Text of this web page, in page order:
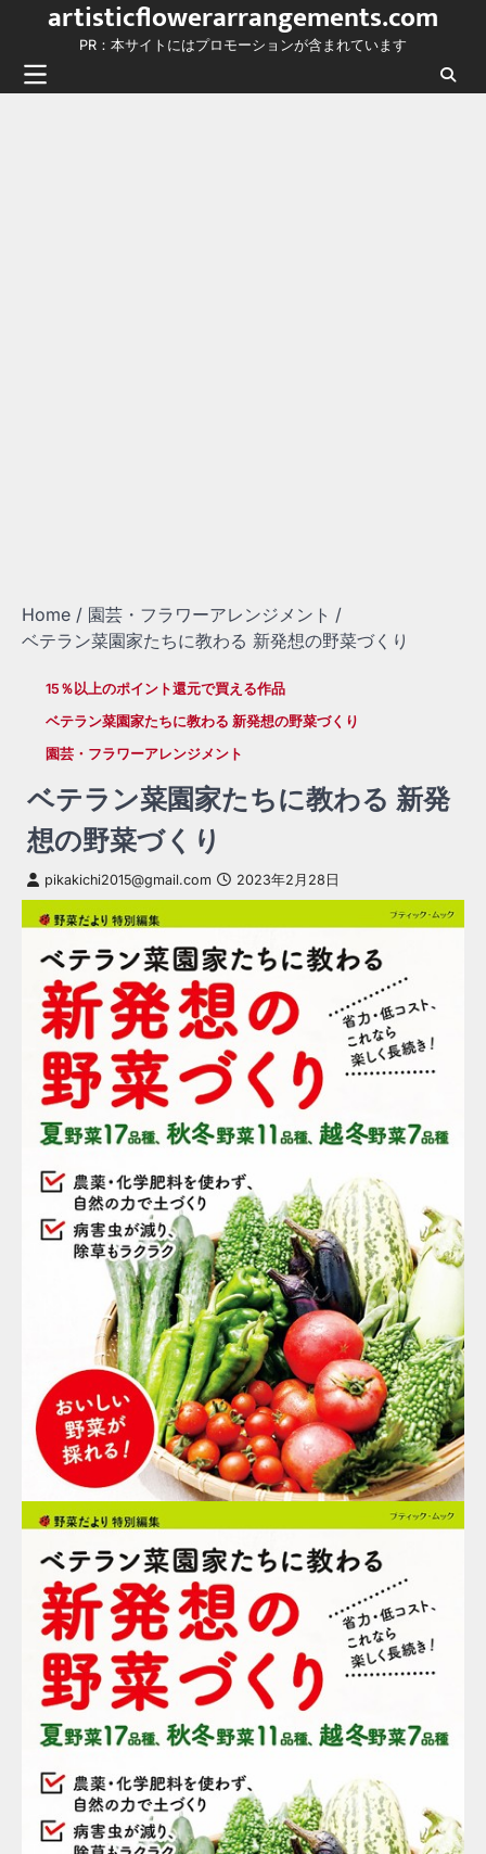
content
artisticflowerarrangements.com
PR：本サイトにはプロモーションが含まれています
Home
園芸・フラワーアレンジメント
ベテラン菜園家たちに教わる 新発想の野菜づくり
15％以上のポイント還元で買える作品
ベテラン菜園家たちに教わる 新発想の野菜づくり
園芸・フラワーアレンジメント
ベテラン菜園家たちに教わる 新発
想の野菜づくり
pikakichi2015@gmail.com 2023年2月28日